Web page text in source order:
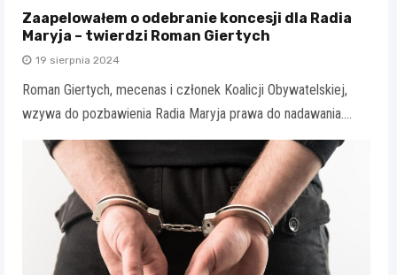
Zaapelowałem o odebranie koncesji dla Radia
Maryja – twierdzi Roman Giertych
19 sierpnia 2024
Roman Giertych, mecenas i członek Koalicji Obywatelskiej,
wzywa do pozbawienia Radia Maryja prawa do nadawania.…